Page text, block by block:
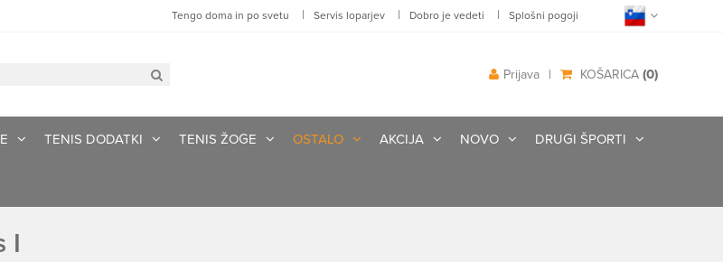
Tengo doma in po svetu | Servis loparjev | Dobro je vedeti | Splošni pogoji
KOŠARICA (0)
|
Prijava
TENIS DODATKI TENIS ŽOGE OSTALO AKCIJA NOVO DRUGI ŠPORTI
I